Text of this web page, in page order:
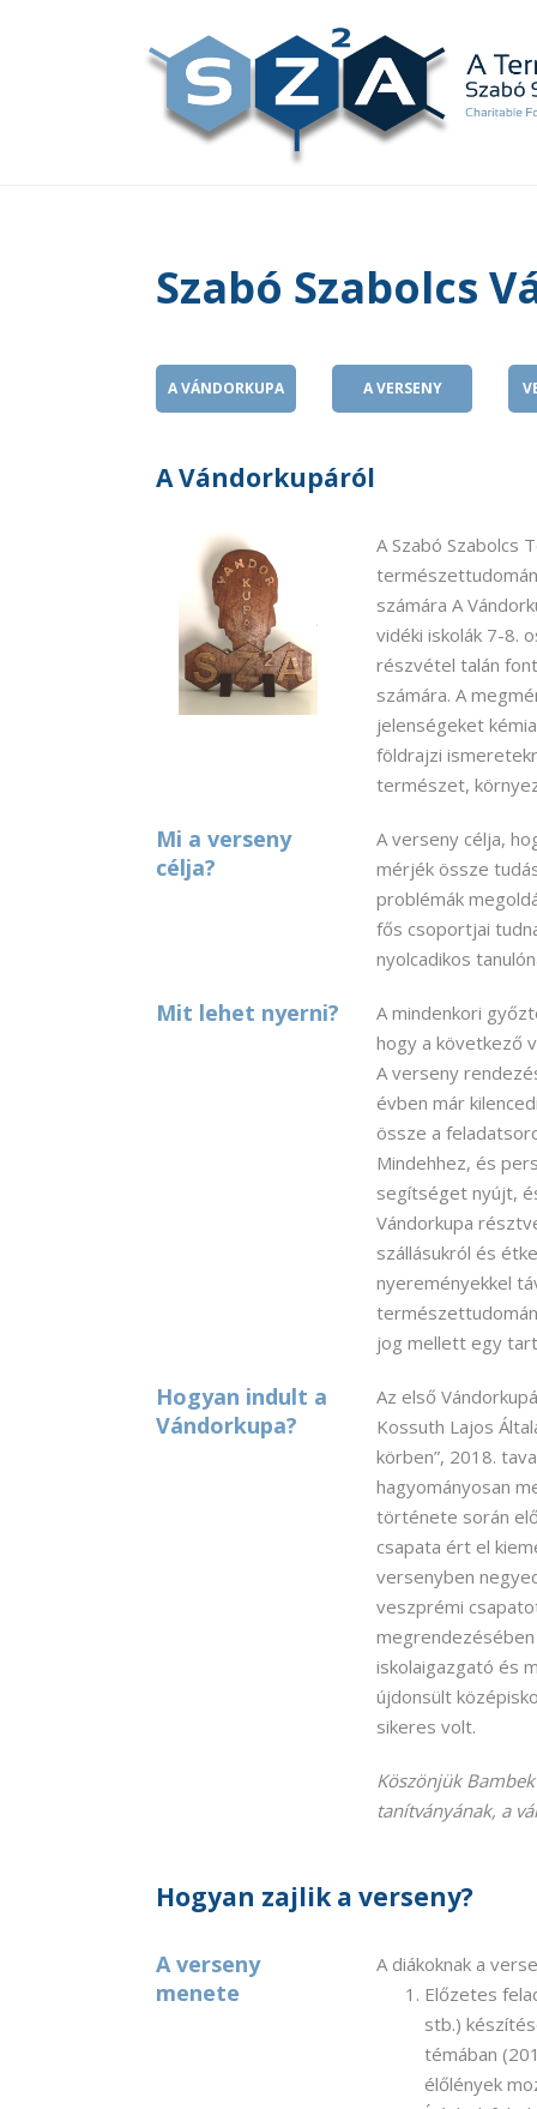
Szabó Szabolcs
A VÁNDORKUPA A VERSENY
A Vándorkupáról
A Szabó Szabolcs
számára A
vidéki iskolák 7-8.
részvétel talán
számára. A
jelenségeket
földrajzi
természet,
Mi a verseny
célja?
A verseny célja,
mérjék össze
problémák
fős csoportjai
nyolcadikos
Mit lehet nyerni?
A mindenkori
hogy a következő
A verseny
évben már
össze a
Mindehhez, és
segítséget nyújt,
Vándorkupa
szállásukról és
nyereményekkel
jog mellett egy
Hogyan indult a
Vándorkupa?
Az első
Kossuth Lajos
körben”, 2018.
hagyományosan
története során
csapata ért el
versenyben
veszprémi
iskolaigazgató és
újdonsült
sikeres volt.
Köszönjük
tanítványának, a
Hogyan zajlik a verseny?
A verseny
menete
A diákoknak a
Előzetes
stb.)
témában
élőlények